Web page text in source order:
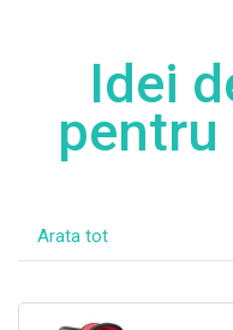
Idei
pentru
Arata tot